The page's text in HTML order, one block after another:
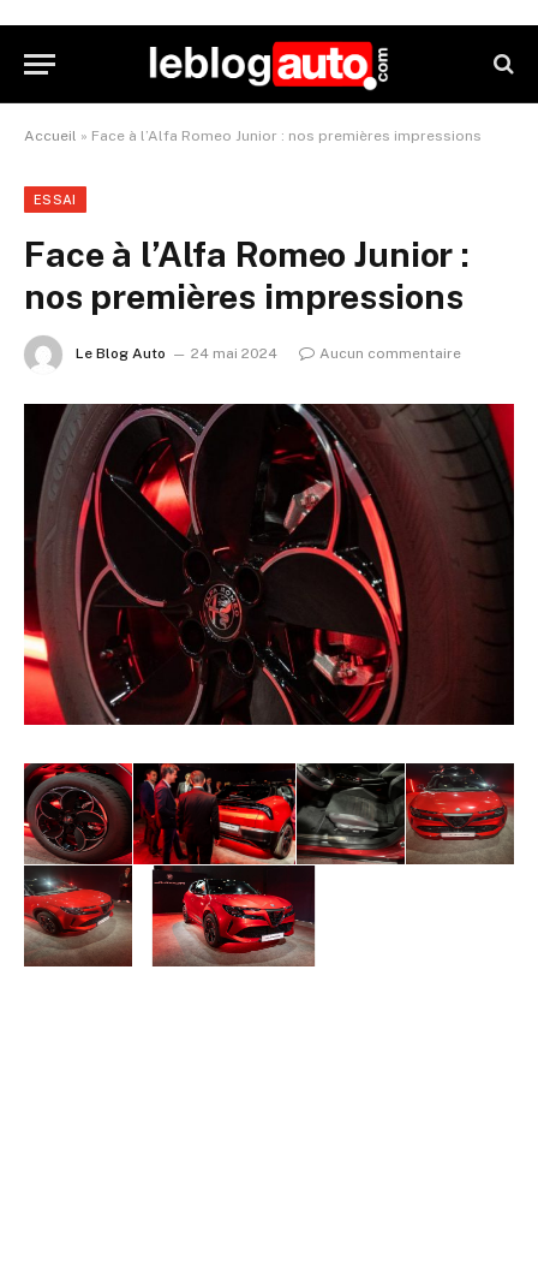
Accueil » Face à l’Alfa Romeo Junior : nos premières impressions
ESSAI
Face à l’Alfa Romeo Junior :
nos premières impressions
Le Blog Auto 24 mai 2024 Aucun commentaire